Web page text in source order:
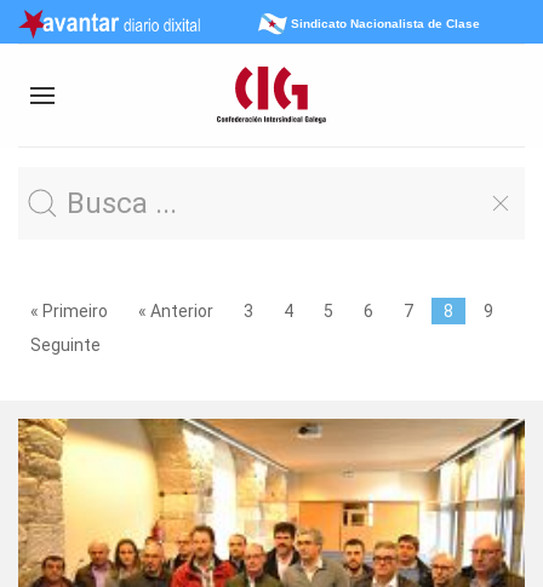
Sindicato Nacionalista de Clase
« Primeiro « Anterior 3 4 5 6 7 8
9
Seguinte